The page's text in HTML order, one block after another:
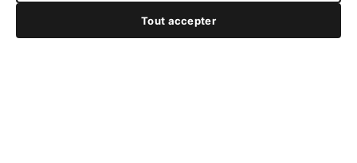
Ambassadeurs
Tout accepter
AJOUTER AU PANIER